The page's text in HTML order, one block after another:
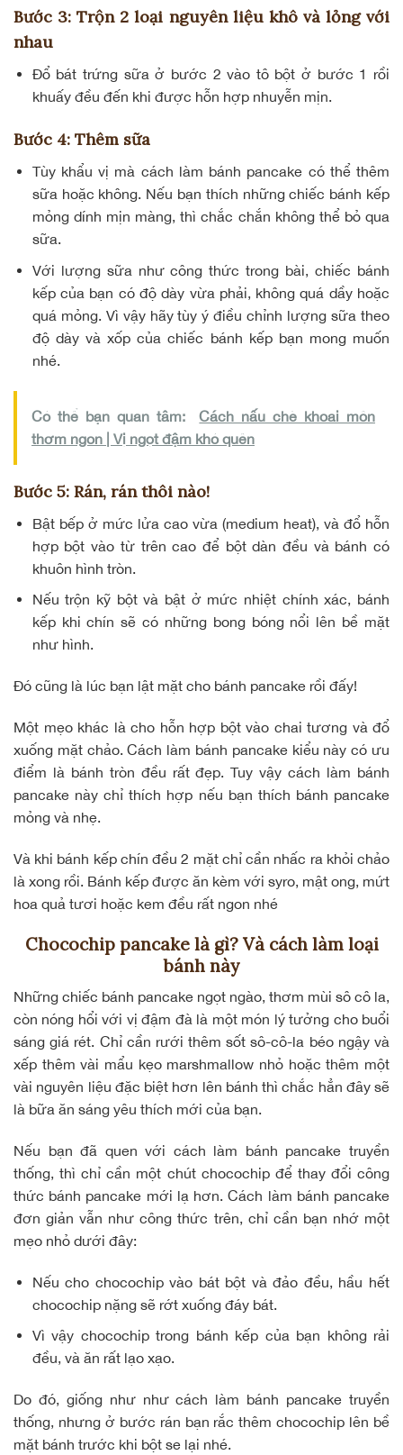
Bước 3: Trộn 2 loại nguyên liệu khô và lỏng với
nhau
Đổ bát trứng sữa ở bước 2 vào tô bột ở bước 1 rồi
khuấy đều đến khi được hỗn hợp nhuyễn mịn.
Bước 4: Thêm sữa
Tùy khẩu vị mà cách làm bánh pancake có thể thêm
sữa hoặc không. Nếu bạn thích những chiếc bánh kếp
mỏng dính mịn màng, thì chắc chắn không thể bỏ qua
sữa.
Với lượng sữa như công thức trong bài, chiếc bánh
kếp của bạn có độ dày vừa phải, không quá dầy hoặc
quá mỏng. Vì vậy hãy tùy ý điều chỉnh lượng sữa theo
độ dày và xốp của chiếc bánh kếp bạn mong muốn
nhé.
Có thể bạn quan tâm:
Cách nấu chè khoai môn
thơm ngon | Vị ngọt đậm khó quên
Bước 5: Rán, rán thôi nào!
Bật bếp ở mức lửa cao vừa (medium heat), và đổ hỗn
hợp bột vào từ trên cao để bột dàn đều và bánh có
khuôn hình tròn.
Nếu trộn kỹ bột và bật ở mức nhiệt chính xác, bánh
kếp khi chín sẽ có những bong bóng nổi lên bề mặt
như hình.
Đó cũng là lúc bạn lật mặt cho bánh pancake rồi đấy!
Một mẹo khác là cho hỗn hợp bột vào chai tương và đổ
xuống mặt chảo. Cách làm bánh pancake kiểu này có ưu
điểm là bánh tròn đều rất đẹp. Tuy vậy cách làm bánh
pancake này chỉ thích hợp nếu bạn thích bánh pancake
mỏng và nhẹ.
Và khi bánh kếp chín đều 2 mặt chỉ cần nhấc ra khỏi chảo
là xong rồi. Bánh kếp được ăn kèm với syro, mật ong, mứt
hoa quả tươi hoặc kem đều rất ngon nhé
Chocochip pancake là gì? Và cách làm loại
bánh này
Những chiếc bánh pancake ngọt ngào, thơm mùi sô cô la,
còn nóng hổi với vị đậm đà là một món lý tưởng cho buổi
sáng giá rét. Chỉ cần rưới thêm sốt sô-cô-la béo ngậy và
xếp thêm vài mẩu kẹo marshmallow nhỏ hoặc thêm một
vài nguyên liệu đặc biệt hơn lên bánh thì chắc hẳn đây sẽ
là bữa ăn sáng yêu thích mới của bạn.
Nếu bạn đã quen với cách làm bánh pancake truyền
thống, thì chỉ cần một chút chocochip để thay đổi công
thức bánh pancake mới lạ hơn. Cách làm bánh pancake
đơn giản vẫn như công thức trên, chỉ cần bạn nhớ một
mẹo nhỏ dưới đây:
Nếu cho chocochipvào bát bột và đảo đều, hầu hết
chocochip nặng sẽ rớt xuống đáy bát.
Vì vậy chocochip trong bánh kếp của bạn không rải
đều, và ăn rất lạo xạo.
Do đó, giống như như cách làm bánh pancake truyền
thống, nhưng ở bước rán bạn rắc thêm chocochip lên bề
mặt bánh trước khi bột se lại nhé.